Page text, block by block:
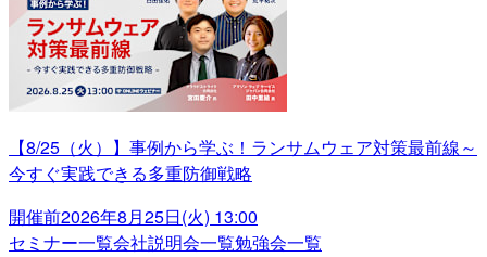
【8/25（火）】事例から学ぶ！ランサムウェア対策最前線～
今すぐ実践できる多重防御戦略
開催前2026年8月25日(火) 13:00
セミナー一覧会社説明会一覧勉強会一覧